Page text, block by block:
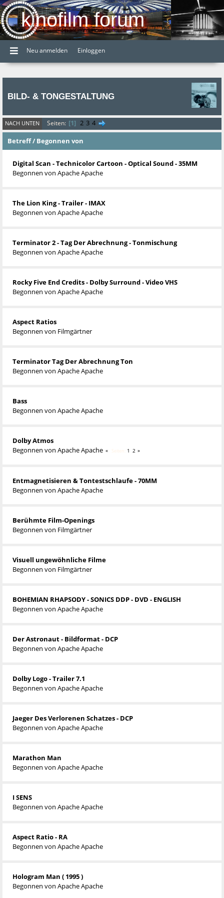
kinofilm forum
Neu anmelden Einloggen
BILD- & TONGESTALTUNG
NACH UNTEN Seiten 1 2 3 4
Betreff/ Begonnen von
Digital Scan - Technicolor Cartoon - Optical Sound - 35MM
Begonnen von Apache Apache
The Lion King - Trailer - IMAX
Begonnen von Apache Apache
Terminator 2 - Tag Der Abrechnung - Tonmischung
Begonnen von Apache Apache
Rocky Five End Credits - Dolby Surround - Video VHS
Begonnen von Apache Apache
Aspect Ratios
Begonnen von Filmgärtner
Terminator Tag Der Abrechnung Ton
Begonnen von Apache Apache
Bass
Begonnen von Apache Apache
Dolby Atmos
Begonnen von Apache Apache Seiten 1 2
Entmagnetisieren & Tontestschlaufe - 70MM
Begonnen von Apache Apache
Berühmte Film-Openings
Begonnen von Filmgärtner
Visuell ungewöhnliche Filme
Begonnen von Filmgärtner
BOHEMIAN RHAPSODY - SONICS DDP - DVD - ENGLISH
Begonnen von Apache Apache
Der Astronaut - Bildformat - DCP
Begonnen von Apache Apache
Dolby Logo - Trailer 7.1
Begonnen von Apache Apache
Jaeger Des Verlorenen Schatzes - DCP
Begonnen von Apache Apache
Marathon Man
Begonnen von Apache Apache
I SENS
Begonnen von Apache Apache
Aspect Ratio - RA
Begonnen von Apache Apache
Hologram Man ( 1995 )
Begonnen von Apache Apache